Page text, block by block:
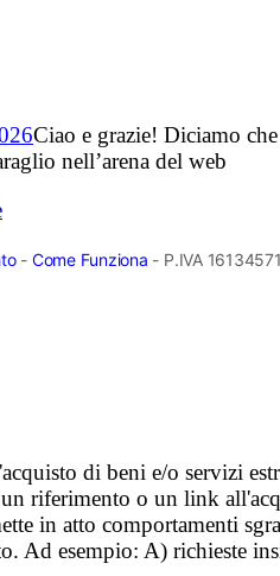
Ciao e grazie! Diciamo
nell’arena del web
- Come Funziona - P.IVA
di beni e/o servizi
riferimento o un link
in atto comportamenti
Ad esempio: A) richieste